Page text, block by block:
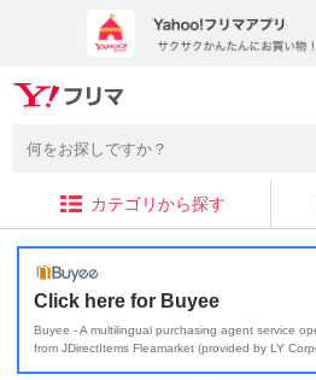
カテゴリから探す
Click here for Buyee
Buyee - A multilingual purchasing agent service
from JDirectItems Fleamarket (provided by LY